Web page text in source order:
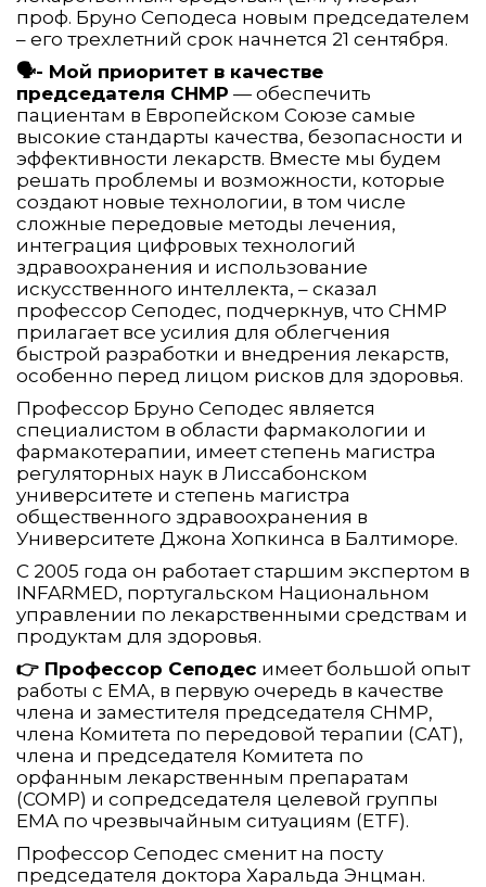
проф. Бруно Сеподеса новым председателем
– его трехлетний срок начнется 21 сентября.
🗣- Мой приоритет в качестве
председателя CHMP — обеспечить
пациентам в Европейском Союзе самые
высокие стандарты качества, безопасности и
эффективности лекарств. Вместе мы будем
решать проблемы и возможности, которые
создают новые технологии, в том числе
сложные передовые методы лечения,
интеграция цифровых технологий
здравоохранения и использование
искусственного интеллекта, – сказал
профессор Сеподес, подчеркнув, что CHMP
прилагает все усилия для облегчения
быстрой разработки и внедрения лекарств,
особенно перед лицом рисков для здоровья.
Профессор Бруно Сеподес является
специалистом в области фармакологии и
фармакотерапии, имеет степень магистра
регуляторных наук в Лиссабонском
университете и степень магистра
общественного здравоохранения в
Университете Джона Хопкинса в Балтиморе.
С 2005 года он работает старшим экспертом в
INFARMED, португальском Национальном
управлении по лекарственными средствам и
продуктам для здоровья.
👉 Профессор Сеподес имеет большой опыт
работы с EMA, в первую очередь в качестве
члена и заместителя председателя CHMP,
члена Комитета по передовой терапии (CAT),
члена и председателя Комитета по
орфанным лекарственным препаратам
(COMP) и сопредседателя целевой группы
EMA по чрезвычайным ситуациям (ETF).
Профессор Сеподес сменит на посту
председателя доктора Харальда Энцман.